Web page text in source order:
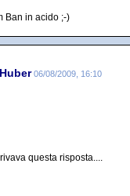
Ban in acido ;-)
Huber 06/08/2009, 16:10
questa risposta....